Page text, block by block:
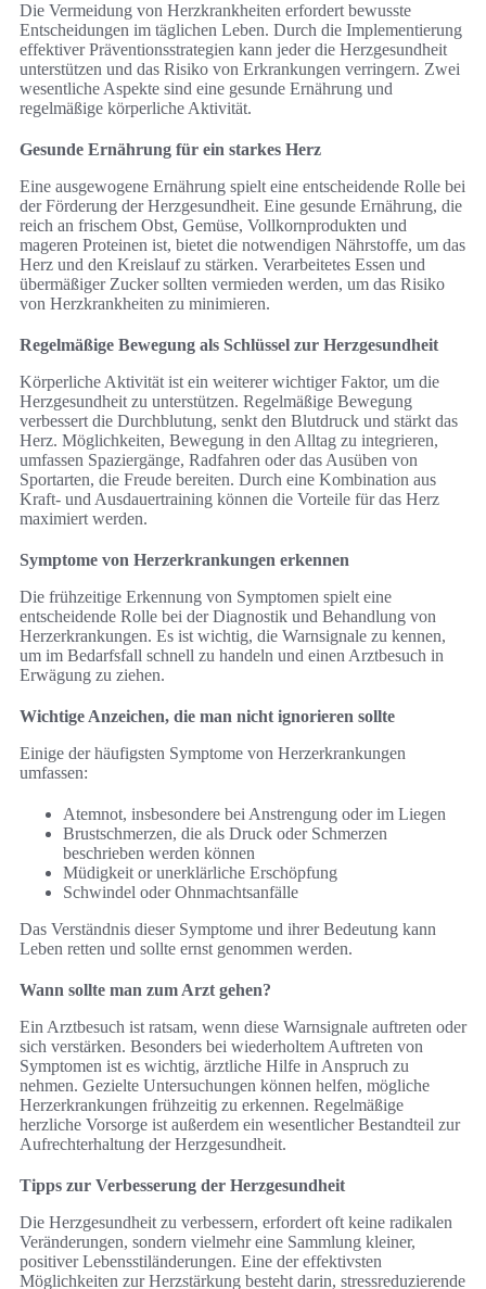
Die Vermeidung von Herzkrankheiten erfordert bewusste
Entscheidungen im täglichen Leben. Durch die Implementierung
effektiver Präventionsstrategien kann jeder die Herzgesundheit
unterstützen und das Risiko von Erkrankungen verringern. Zwei
wesentliche Aspekte sind eine gesunde Ernährung und
regelmäßige körperliche Aktivität.
Gesunde Ernährung für ein starkes Herz
Eine ausgewogene Ernährung spielt eine entscheidende Rolle bei
der Förderung der Herzgesundheit. Eine gesunde Ernährung, die
reich an frischem Obst, Gemüse, Vollkornprodukten und
mageren Proteinen ist, bietet die notwendigen Nährstoffe, um das
Herz und den Kreislauf zu stärken. Verarbeitetes Essen und
übermäßiger Zucker sollten vermieden werden, um das Risiko
von Herzkrankheiten zu minimieren.
Regelmäßige Bewegung als Schlüssel zur Herzgesundheit
Körperliche Aktivität ist ein weiterer wichtiger Faktor, um die
Herzgesundheit zu unterstützen. Regelmäßige Bewegung
verbessert die Durchblutung, senkt den Blutdruck und stärkt das
Herz. Möglichkeiten, Bewegung in den Alltag zu integrieren,
umfassen Spaziergänge, Radfahren oder das Ausüben von
Sportarten, die Freude bereiten. Durch eine Kombination aus
Kraft- und Ausdauertraining können die Vorteile für das Herz
maximiert werden.
Symptome von Herzerkrankungen erkennen
Die frühzeitige Erkennung von Symptomen spielt eine
entscheidende Rolle bei der Diagnostik und Behandlung von
Herzerkrankungen. Es ist wichtig, die Warnsignale zu kennen,
um im Bedarfsfall schnell zu handeln und einen Arztbesuch in
Erwägung zu ziehen.
Wichtige Anzeichen, die man nicht ignorieren sollte
Einige der häufigsten Symptome von Herzerkrankungen
umfassen:
Atemnot, insbesondere bei Anstrengung oder im Liegen
Brustschmerzen, die als Druck oder Schmerzen
beschrieben werden können
Müdigkeit or unerklärliche Erschöpfung
Schwindel oder Ohnmachtsanfälle
Das Verständnis dieser Symptome und ihrer Bedeutung kann
Leben retten und sollte ernst genommen werden.
Wann sollte man zum Arzt gehen?
Ein Arztbesuch ist ratsam, wenn diese Warnsignale auftreten oder
sich verstärken. Besonders bei wiederholtem Auftreten von
Symptomen ist es wichtig, ärztliche Hilfe in Anspruch zu
nehmen. Gezielte Untersuchungen können helfen, mögliche
Herzerkrankungen frühzeitig zu erkennen. Regelmäßige
herzliche Vorsorge ist außerdem ein wesentlicher Bestandteil zur
Aufrechterhaltung der Herzgesundheit.
Tipps zur Verbesserung der Herzgesundheit
Die Herzgesundheit zu verbessern, erfordert oft keine radikalen
Veränderungen, sondern vielmehr eine Sammlung kleiner,
positiver Lebensstiländerungen. Eine der effektivsten
Möglichkeiten zur Herzstärkung besteht darin, stressreduzierende